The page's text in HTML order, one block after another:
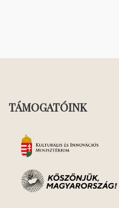
TÁMOGATÓINK